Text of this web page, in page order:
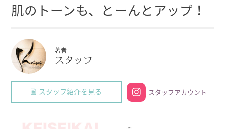
肌のトーンも、とーんとアップ！
著者
スタッフ
スタッフ紹介を見る スタッフアカウント